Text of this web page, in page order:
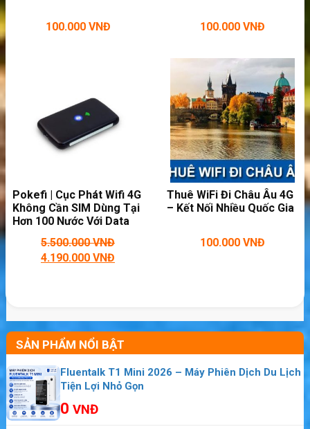
Thoải mái phát wifi cho bạn bè cùng dùng
100.000 VNĐ 100.000 VNĐ
Pokefi | Cục Phát Wifi 4G
Không Cần SIM Dùng Tại
Hơn 100 Nước Với Data
5.500.000VNĐ
4.190.000 VNĐ
Thuê WiFi Đi Châu Âu 4G
– Kết Nối Nhiều Quốc Gia
100.000 VNĐ
SẢN PHẨM NỔI BẬT
Fluentalk T1 Mini 2026 – Máy Phiên Dịch Du Lịch
Tiện Lợi Nhỏ Gọn
0 VNĐ